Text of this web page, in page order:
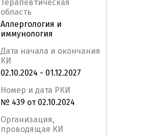
Терапевтическая
область
Аллергология и
иммунология
Дата начала и окончания
КИ
02.10.2024 - 01.12.2027
Номер и дата РКИ
№ 439 от 02.10.2024
Организация,
проводящая КИ